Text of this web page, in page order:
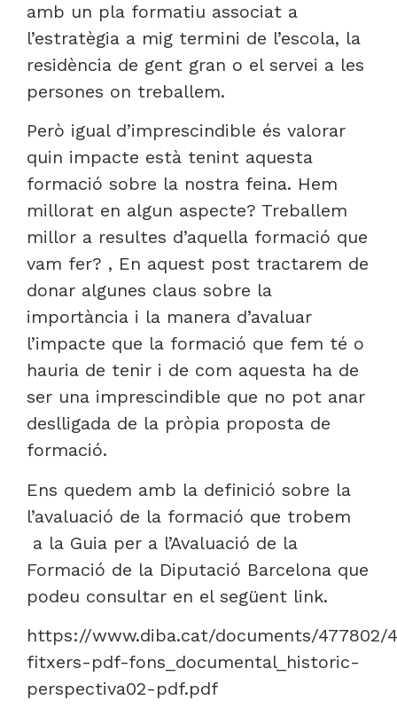
amb un pla formatiu associat a
l’estratègia a mig termini de l’escola, la
residència de gent gran o el servei a les
persones on treballem.
Però igual d’imprescindible és valorar
quin impacte està tenint aquesta
formació sobre la nostra feina. Hem
millorat en algun aspecte? Treballem
millor a resultes d’aquella formació que
vam fer? , En aquest post tractarem de
donar algunes claus sobre la
importància i la manera d’avaluar
l’impacte que la formació que fem té o
hauria de tenir i de com aquesta ha de
ser una imprescindible que no pot anar
deslligada de la pròpia proposta de
formació.
Ens quedem amb la definició sobre la
l’avaluació de la formació que trobem
a la Guia per a l’Avaluació de la
Formació de la Diputació Barcelona que
podeu consultar en el següent link.
https://www.diba.cat/documents/477802/
fitxers-pdf-fons_documental_historic-
perspectiva02-pdf.pdf